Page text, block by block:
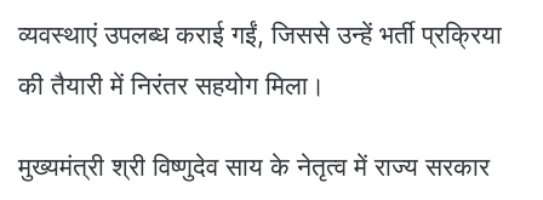
व्यवस्थाएं उपलब्ध कराई गईं, जिससे उन्हें भर्ती प्रक्रिया
की तैयारी में निरंतर सहयोग मिला।
मुख्यमंत्री श्री विष्णुदेव साय के नेतृत्व में राज्य सरकार